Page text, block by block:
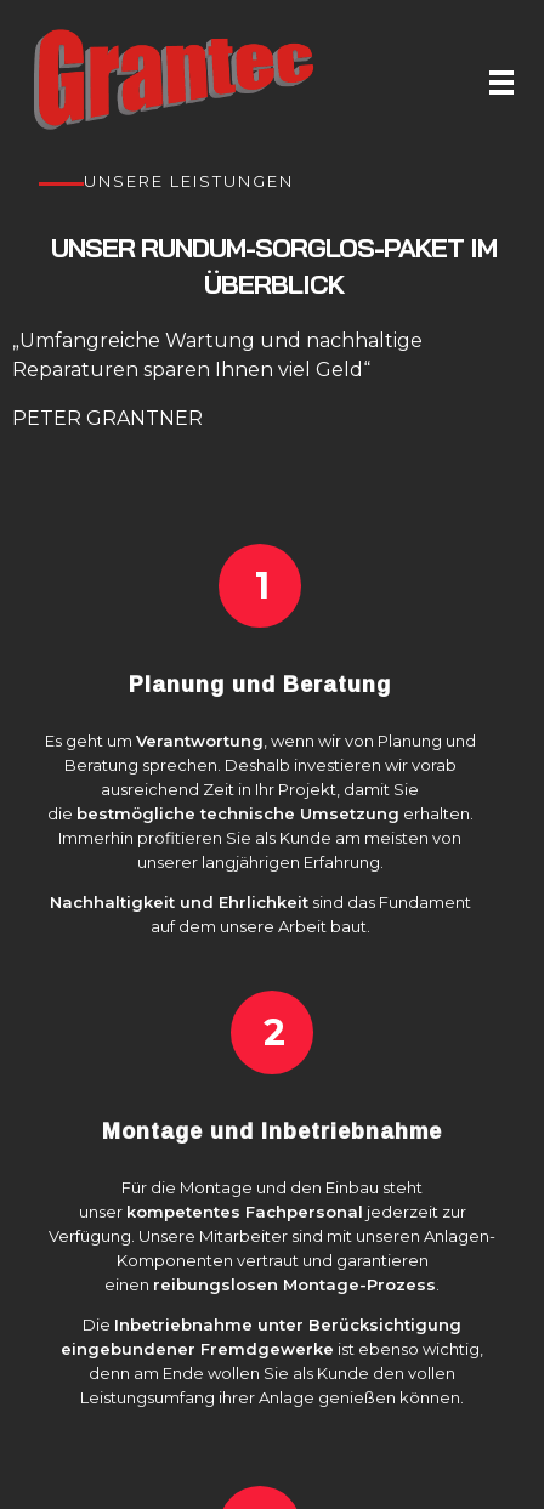
UNSERE LEISTUNGEN
UNSER RUNDUM-SORGLOS-PAKET IM
ÜBERBLICK
„Umfangreiche Wartung und nachhaltige
Reparaturen sparen Ihnen viel Geld“
PETER GRANTNER
1
Planung und Beratung
Es geht um Verantwortung , wenn wir von Planung und
Beratung sprechen. Deshalb investieren wir vorab
ausreichend Zeit in Ihr Projekt, damit Sie
die bestmögliche technische Umsetzung erhalten.
Immerhin profitieren Sie als Kunde am meisten von
unserer langjährigen Erfahrung.
Nachhaltigkeit und Ehrlichkeitsind das Fundament
auf dem unsere Arbeit baut.
2
Montage und Inbetriebnahme
Für die Montage und den Einbau steht
unser kompetentes Fachpersonal jederzeit zur
Verfügung. Unsere Mitarbeiter sind mit unseren Anlagen-
Komponenten vertraut und garantieren
einen reibungslosen Montage-Prozess
Die Inbetriebnahme unter Berücksichtigung
eingebundener Fremdgewerke ist ebenso wichtig,
denn am Ende wollen Sie als Kunde den vollen
Leistungsumfang ihrer Anlage genießen können.